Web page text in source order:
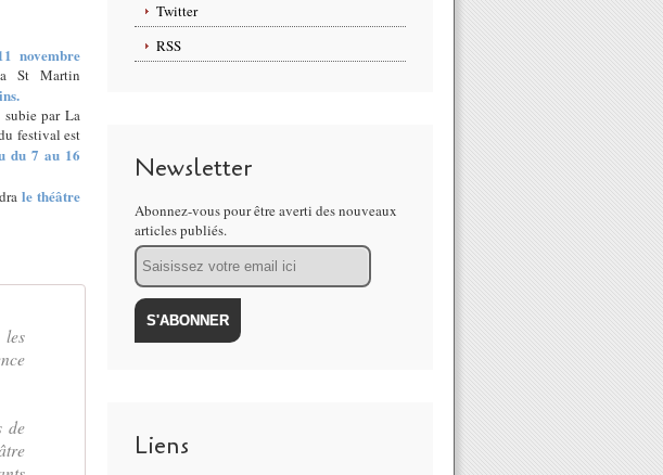
novembre
St Martin
par La
festival est
du 7 au 16
le théâtre
les
de
Twitter
RSS
Newsletter
Abonnez-vous pour être averti des nouveaux
articles publiés.
Email
Liens